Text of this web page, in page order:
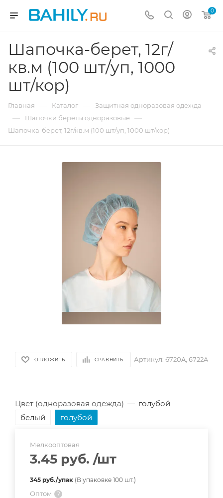
0
Шапочка-берет, 12г/
кв.м (100 шт/уп, 1000
шт/кор)
Главная — Каталог — Защитная одноразовая одежда
— Шапочки береты одноразовые —
Шапочка-берет, 12г/кв.м (100 шт/уп, 1000 шт/кор)
ОТЛОЖИТЬ СРАВНИТЬ Артикул: 6720A, 6722A
Цвет (одноразовая одежда) — голубой
белый
голубой
Мелкооптовая
3.45 руб. /шт
345 руб./упак (В упаковке 100 шт.)
Оптом ?